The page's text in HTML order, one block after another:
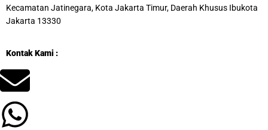
Kecamatan Jatinegara, Kota Jakarta Timur, Daerah Khusus Ibukota
Jakarta 13330
Kontak Kami :